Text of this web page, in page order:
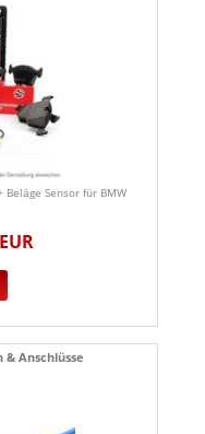
Beläge Sensor für BMW
Anschlüsse